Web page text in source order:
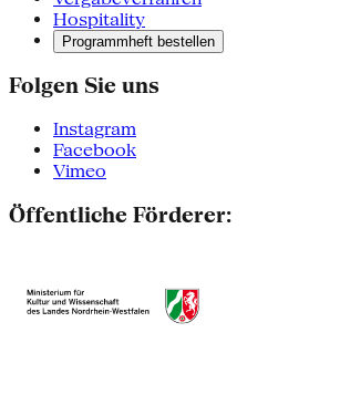
Hospitality
Programmheft bestellen
Folgen Sie uns
Instagram
Facebook
Vimeo
Öffentliche Förderer: